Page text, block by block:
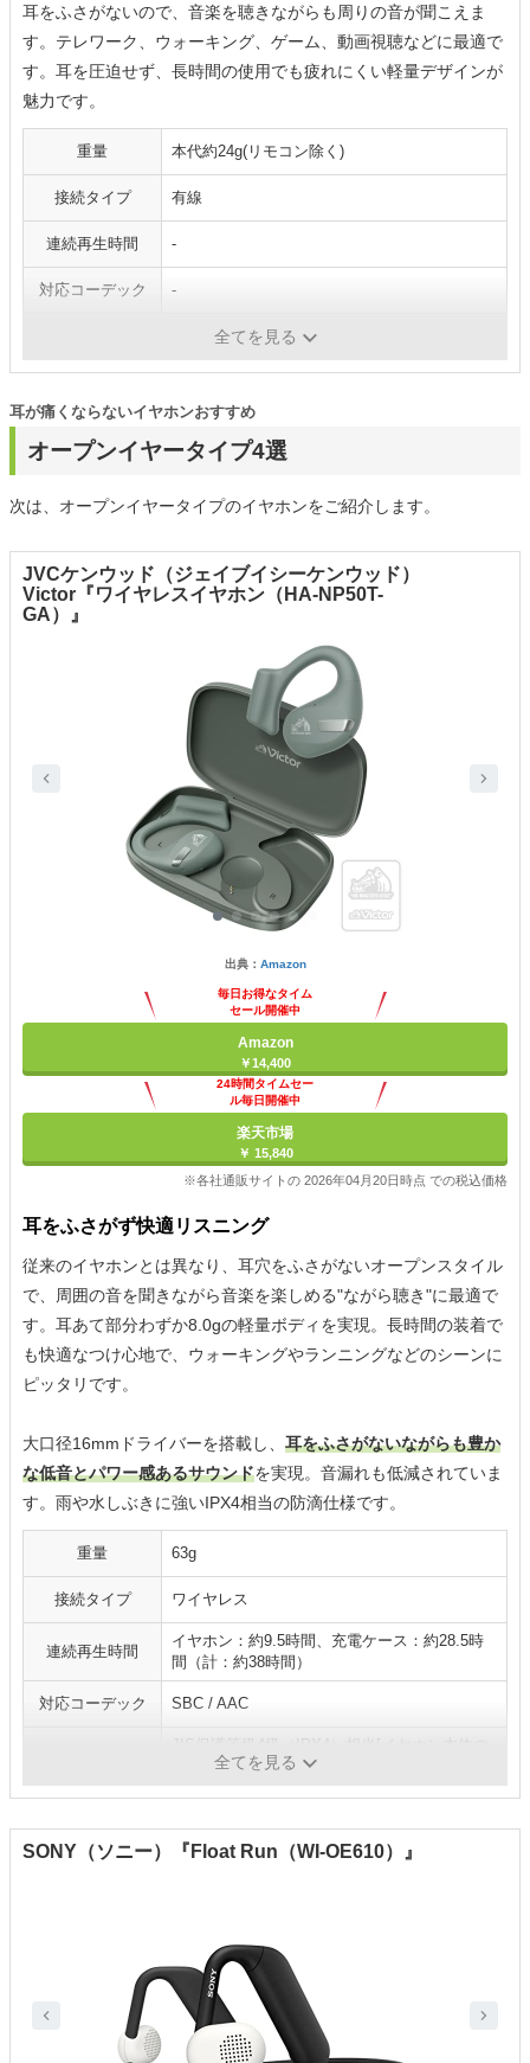
耳をふさがないので、音楽を聴きながらも周りの音が聞こえま
す。テレワーク、ウォーキング、ゲーム、動画視聴などに最適で
す。耳を圧迫せず、長時間の使用でも疲れにくい軽量デザインが
魅力です。
重量 本代約24g(リモコン除く)
接続タイプ 有線
連続再生時間 -
対応コーデック -
全てを見る
オープンイヤータイプ4選
耳が痛くならないイヤホンおすすめ
次は、オープンイヤータイプのイヤホンをご紹介します。
JVCケンウッド（ジェイブイシーケンウッド）
Victor『ワイヤレスイヤホン（HA-NP50T-
GA）』
出典： Amazon
毎日お得なタイム
セール開催中
Amazon
￥14,400
24時間タイムセー
ル毎日開催中
楽天市場
￥ 15,840
※各社通販サイトの 2026年04月20日時点 での税込価格
耳をふさがず快適リスニング
従来のイヤホンとは異なり、耳穴をふさがないオープンスタイル
で、周囲の音を聞きながら音楽を楽しめる"ながら聴き"に最適で
す。耳あて部分わずか8.0gの軽量ボディを実現。長時間の装着で
も快適なつけ心地で、ウォーキングやランニングなどのシーンに
ピッタリです。
大口径16mmドライバーを搭載し、 耳をふさがないながらも豊か
な低音とパワー感あるサウンドを実現。音漏れも低減されていま
す。雨や水しぶきに強いIPX4相当の防滴仕様です。
重量 ‎63g
接続タイプ ワイヤレス
連続再生時間
イヤホン：約9.5時間、充電ケース：約28.5時
間（計：約38時間）
対応コーデック SBC / AAC
全てを見る
SONY（ソニー）『Float Run（WI-OE610）』